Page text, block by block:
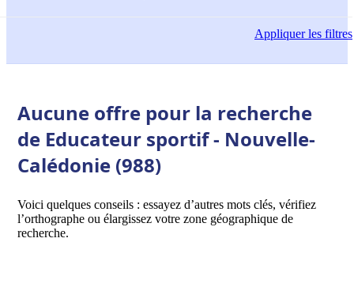
Appliquerles filtres
Aucune offre pour la recherche
de Educateur sportif - Nouvelle-
Calédonie (988)
Voici quelques conseils : essayez d’autres mots clés, vérifiez
l’orthographe ou élargissez votre zone géographique de
recherche.